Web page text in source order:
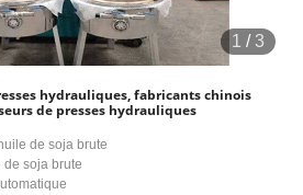
1 /3
hydrauliques, fabricants chinois
de presses hydrauliques
de soja brute
de soja brute